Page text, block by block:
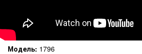
Модель: 1796